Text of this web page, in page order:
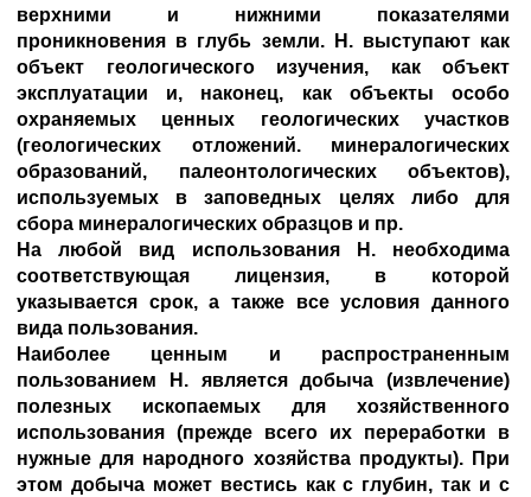
верхними и нижними показателями
проникновения в глубь земли. Н. выступают как
объект геологического изучения, как объект
эксплуатации и, наконец, как объекты особо
охраняемых ценных геологических участков
(геологических отложений. минералогических
образований, палеонтологических объектов),
используемых в заповедных целях либо для
сбора минералогических образцов и пр.
На любой вид использования Н. необходима
соответствующая лицензия, в которой
указывается срок, а также все условия данного
вида пользования.
Наиболее ценным и распространенным
пользованием Н. является добыча (извлечение)
полезных ископаемых для хозяйственного
использования (прежде всего их переработки в
нужные для народного хозяйства продукты). При
этом добыча может вестись как с глубин, так и с